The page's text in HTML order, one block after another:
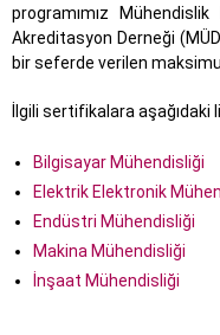
programımız
Akreditasyon Derneği
bir seferde verilen
İlgili sertifikalara aşağıdaki
Bilgisayar Mühendisliği
Elektrik Elektronik
Endüstri Mühendisliği
Makina Mühendisliği
İnşaat Mühendisliği